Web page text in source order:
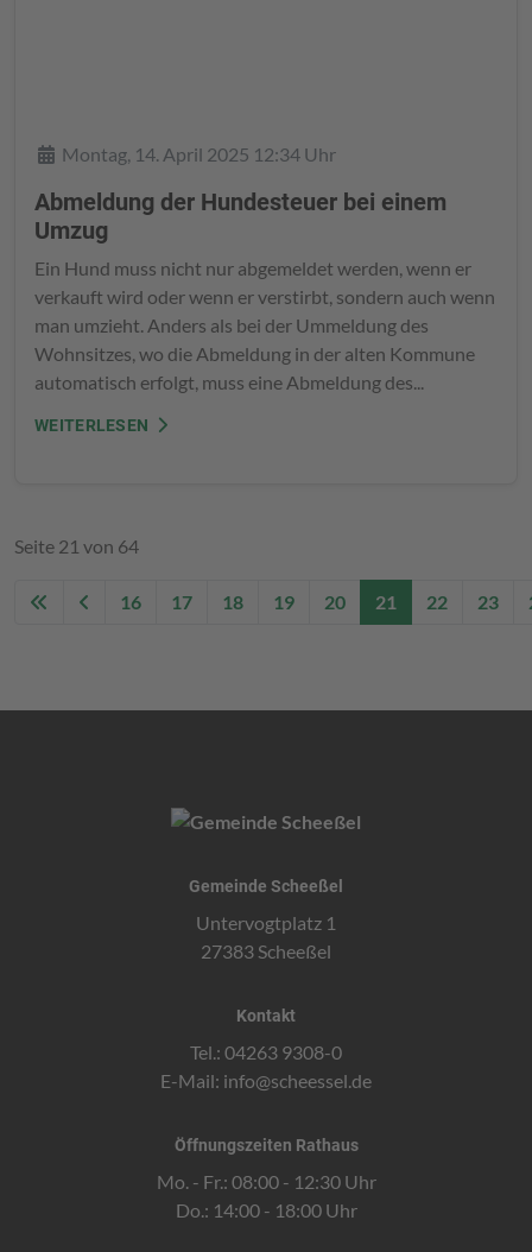
DetailsMontag, 14. April 2025 12:34 Uhr
Abmeldung der Hundesteuer bei einem
Umzug
Ein Hund muss nicht nur abgemeldet werden, wenn er
verkauft wird oder wenn er verstirbt, sondern auch wenn
man umzieht. Anders als bei der Ummeldung des
Wohnsitzes, wo die Abmeldung in der alten Kommune
automatisch erfolgt, muss eine Abmeldung des...
WEITERLESEN
Seite 21 von 64
16 17 18 19 20 21 22 23
Gemeinde Scheeßel
Untervogtplatz 1
27383 Scheeßel
Kontakt
Tel.: 04263 9308-0
E-Mail: info@scheessel.de
Öffnungszeiten Rathaus
Mo. - Fr.: 08:00 - 12:30 Uhr
Do.: 14:00 - 18:00 Uhr